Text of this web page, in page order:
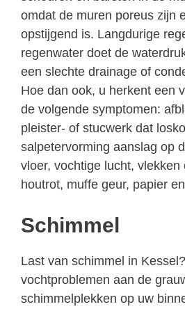
omdat de muren poreus zijn
opstijgend is. Langdurige
regenwater doet de
een slechte drainage of
Hoe dan ook, u herkent een
de volgende symptomen:
pleister- of stucwerk dat
salpetervorming aanslag op
vloer, vochtige lucht, vlekken
houtrot, muffe geur, papier
Schimmel
Last van schimmel in
vochtproblemen aan de
schimmelplekken op uw